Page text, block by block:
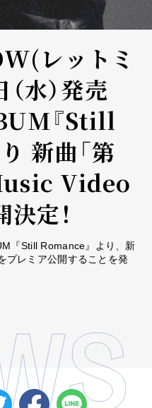
レットミ
水）発売
『Still
新曲「第
Video
定！
『Still Romance』より、新
プレミア公開することを発